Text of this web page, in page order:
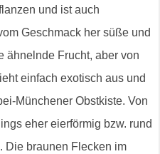
und ist auch
Geschmack her süße und
ähnelnde Frucht, aber von
einfach exotisch aus und
Münchener Obstkiste. Von
eher eierförmig bzw. rund
Die braunen Flecken im